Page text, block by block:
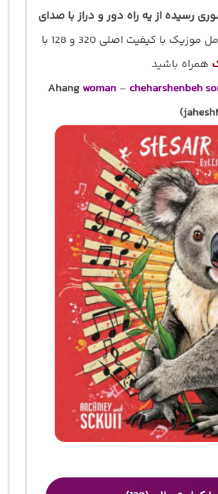
رسیده از یه راه دور و دراز با صدای
با کیفیت اصلی 320 و 128 با
همراه باشید
Ahang woman – cheharshenbeh